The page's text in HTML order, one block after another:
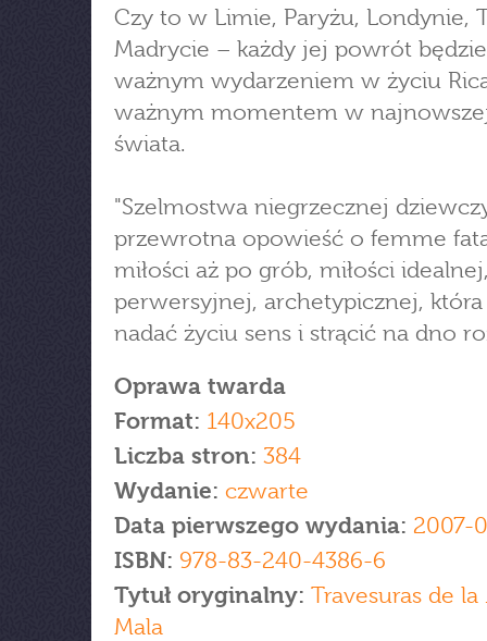
Czy to w Limie, Paryżu, Londynie,
Madrycie – każdy jej powrót będzie
ważnym wydarzeniem w życiu
ważnym momentem w
świata.
"Szelmostwa niegrzecznej
przewrotna opowieść o femme
miłości aż po grób, miłości
perwersyjnej, archetypicznej,
nadać życiu sens i strącić na dno
Oprawa twarda
Format: 140x205
Liczba stron: 384
Wydanie: czwarte
Data pierwszego wydania: 2007-
ISBN: 978-83-240-4386-6
Tytuł oryginalny: Travesuras de la
Mala